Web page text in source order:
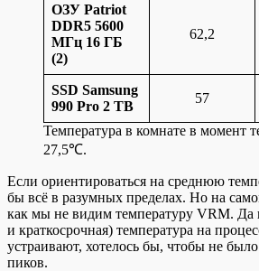
ОЗУ Patriot
DDR5 5600
МГц 16 ГБ
(2)
62,2
SSD Samsung
990 Pro 2 TB
57
Температура в комнате в момент
27,5℃.
Если ориентироваться на среднюю
бы всё в разумных пределах. Но на
как мы не видим температуру VRM. Да
и краткосрочная) температура на
устраивают, хотелось бы, чтобы не
пиков.